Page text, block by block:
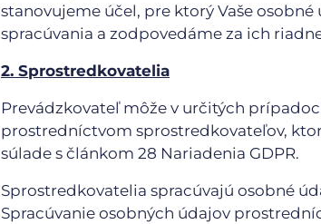
stanovujeme účel, pre ktorý Vaše
spracúvania a zodpovedáme za ich
2. Sprostredkovatelia
Prevádzkovateľ môže v určitých
prostredníctvom sprostredkovateľov,
súlade s článkom 28 Nariadenia GDPR.
Sprostredkovatelia spracúvajú osobné
Spracúvanie osobných údajov